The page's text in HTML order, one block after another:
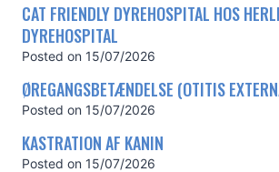
CAT FRIENDLY DYREHOSPITAL HOS
DYREHOSPITAL
Posted on 15/07/2026
ØREGANGSBETÆNDELSE (OTITIS
Posted on 15/07/2026
KASTRATION AF KANIN
Posted on 15/07/2026